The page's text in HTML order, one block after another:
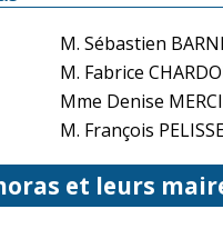
M. Sébastien
M. Fabrice
Mme Denise
M. François
et leurs